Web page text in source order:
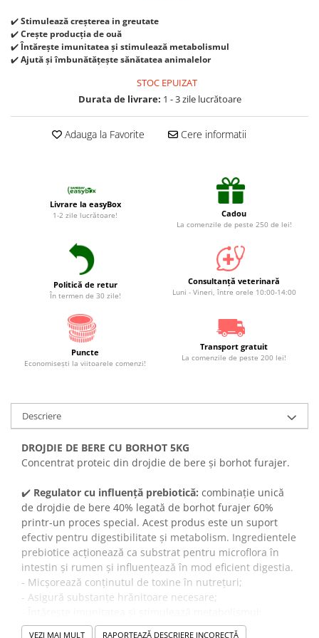
găini
Antidiareice
Laxative
✔️Stimulează creșterea in greutate
✔️Crește producția de ouă
✔️Întărește imunitatea și stimulează metabolismul
✔️Ajută și îmbunătățește sănătatea animalelor
STOC EPUIZAT
Durata de livrare: 1 - 3 zile lucrătoare
Adauga la Favorite Cere informatii
Livrare la easyBox
1-2 zile lucrătoare! Cadou
La comenzile de peste 250 de lei!
Politică de retur
În termen de 30 zile!
Consultanță veterinară
Luni - Vineri, între orele 10:00-14:00
Puncte
Economiseşti la viitoarele comenzi!
Transport gratuit
La comenzile de peste 200 lei!
Descriere
DROJDIE DE BERE CU BORHOT 5KG
Concentrat proteic din drojdie de bere și borhot furajer.
✔️ Regulator cu influență prebiotică: combinație unică
de drojdie de bere 40% legată de borhot furajer 60%
printr-un proces special. Acest produs este un suport
efectiv pentru digestibilitate și metabolism. Ingredientele
prebiotice acționează ca substrat pentru microflora în
intestin și rumen și influențează în mod eficient digestia.
- Micșorează conținutul de toxine în nutrețuri;
- Asigură substanțe hrănitoare necesare;
- Ajută și îmbunătățește sănătatea animalelor;
VEZI MAI MULT RAPORTEAZĂ DESCRIERE INCORECTĂ